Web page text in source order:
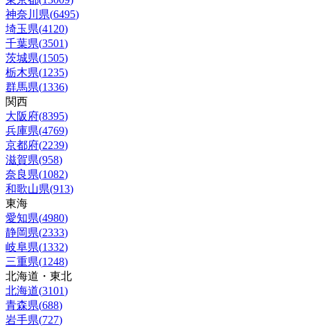
神奈川県(6495)
埼玉県(4120)
千葉県(3501)
茨城県(1505)
栃木県(1235)
群馬県(1336)
関西
大阪府(8395)
兵庫県(4769)
京都府(2239)
滋賀県(958)
奈良県(1082)
和歌山県(913)
東海
愛知県(4980)
静岡県(2333)
岐阜県(1332)
三重県(1248)
北海道・東北
北海道(3101)
青森県(688)
岩手県(727)